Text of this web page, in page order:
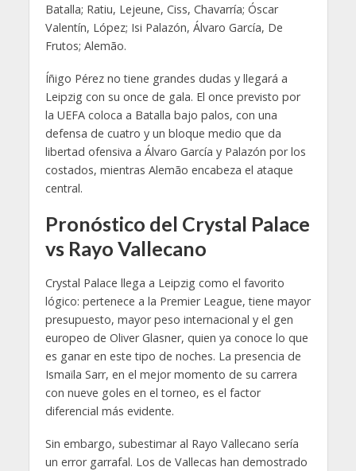
Batalla; Ratiu, Lejeune, Ciss, Chavarría; Óscar
Valentín, López; Isi Palazón, Álvaro García, De
Frutos; Alemão.
Íñigo Pérez no tiene grandes dudas y llegará a
Leipzig con su once de gala. El once previsto por
la UEFA coloca a Batalla bajo palos, con una
defensa de cuatro y un bloque medio que da
libertad ofensiva a Álvaro García y Palazón por los
costados, mientras Alemão encabeza el ataque
central.
Pronóstico del Crystal Palace
vs Rayo Vallecano
Crystal Palace llega a Leipzig como el favorito
lógico: pertenece a la Premier League, tiene mayor
presupuesto, mayor peso internacional y el gen
europeo de Oliver Glasner, quien ya conoce lo que
es ganar en este tipo de noches. La presencia de
Ismaïla Sarr, en el mejor momento de su carrera
con nueve goles en el torneo, es el factor
diferencial más evidente.
Sin embargo, subestimar al Rayo Vallecano sería
un error garrafal. Los de Vallecas han demostrado